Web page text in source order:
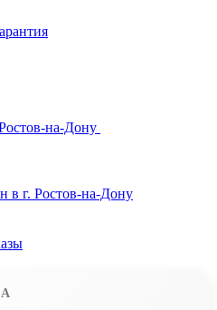
на-Дону
в г. Ростов-на-Дону